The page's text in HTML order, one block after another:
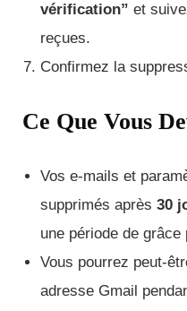
vérification” et
reçues.
Confirmez la
Ce Que Vous
Vos e-mails et
supprimés après 30
une période de grâce
Vous pourrez peut-
adresse Gmail